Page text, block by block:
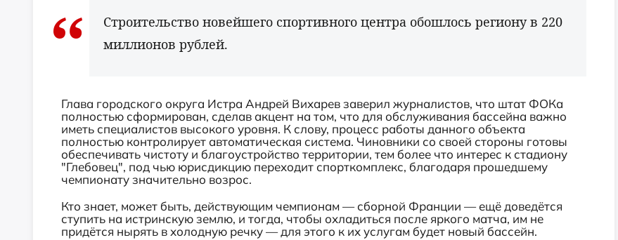
Строительство новейшего спортивного центра обошлось региону в 220
миллионов рублей.
Глава городского округа Истра Андрей Вихарев заверил журналистов, что штат ФОКа
полностью сформирован, сделав акцент на том, что для обслуживания бассейна важно
иметь специалистов высокого уровня. К слову, процесс работы данного объекта
полностью контролирует автоматическая система. Чиновники со своей стороны готовы
обеспечивать чистоту и благоустройство территории, тем более что интерес к стадиону
"Глебовец", под чью юрисдикцию переходит спорткомплекс, благодаря прошедшему
чемпионату значительно возрос.
Кто знает, может быть, действующим чемпионам — сборной Франции — ещё доведётся
ступить на истринскую землю, и тогда, чтобы охладиться после яркого матча, им не
придётся нырять в холодную речку — для этого к их услугам будет новый бассейн.